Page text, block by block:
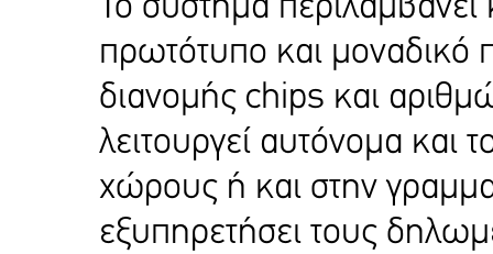
Το σύστημα
πρωτότυπο και μοναδικό
διανομής chips και
λειτουργεί αυτόνομα και
χώρους ή και στην
εξυπηρετήσει τους